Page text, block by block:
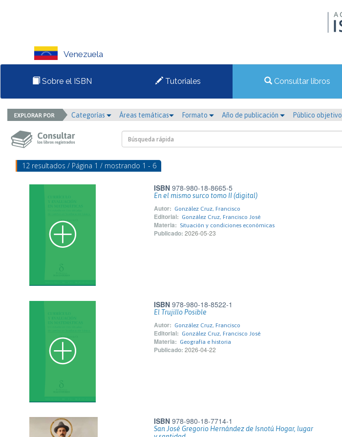
Venezuela
Sobre el ISBN Tutoriales Consultar libros
Categorías Áreas temáticas Formato Año de publicación Público objetivo
12 resultados / Página 1 / mostrando 1 - 6
ISBN 978-980-18-8665-5
En el mismo surco tomo II (digital)
Autor: González Cruz, Francisco
Editorial: González Cruz, Francisco José
Materia: Situación y condiciones económicas
Publicado: 2026-05-23
ISBN 978-980-18-8522-1
El Trujillo Posible
Autor: González Cruz, Francisco
Editorial: González Cruz, Francisco José
Materia: Geografía e historia
Publicado: 2026-04-22
ISBN 978-980-18-7714-1
San José Gregorio Hernández de Isnotú Hogar, lugar